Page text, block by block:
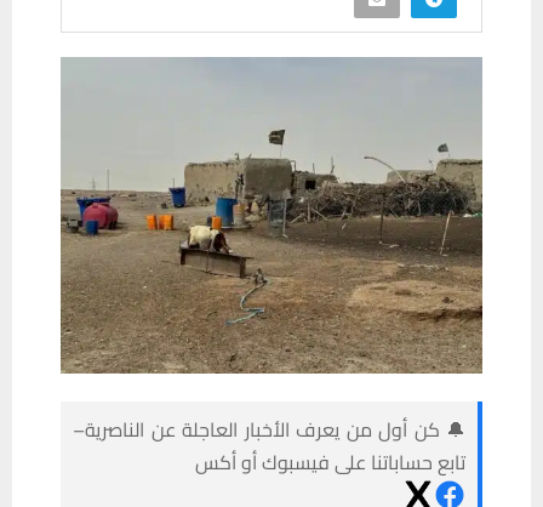
🔔 كن أول من يعرف الأخبار العاجلة عن الناصرية–
تابع حساباتنا على فيسبوك أو أكس